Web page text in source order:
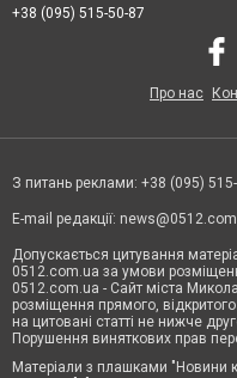
+38 (095) 515-50-87
Про нас
З питань реклами: +38 (095)
E-mail редакції:
Допускається цитування
0512.com.ua за умови
0512.com.ua - Сайт міста
розміщення прямого,
на цитовані статті не нижче
Порушення виняткових прав
Матеріали з плашками "Новини